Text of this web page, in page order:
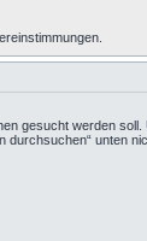
gesucht werden
durchsuchen“ unten